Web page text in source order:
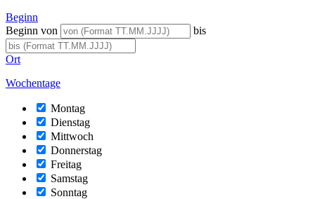
Beginn
Beginn von
bis
Ort
Wochentage
Montag
Dienstag
Mittwoch
Donnerstag
Freitag
Samstag
Sonntag